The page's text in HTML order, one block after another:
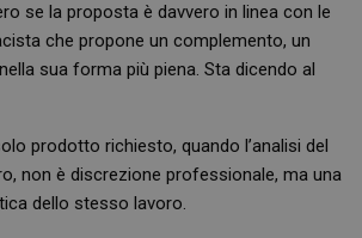
se la proposta è davvero in linea con le
che propone un complemento, un
sua forma più piena. Sta dicendo al
prodotto richiesto, quando l’analisi del
non è discrezione professionale, ma una
dello stesso lavoro.